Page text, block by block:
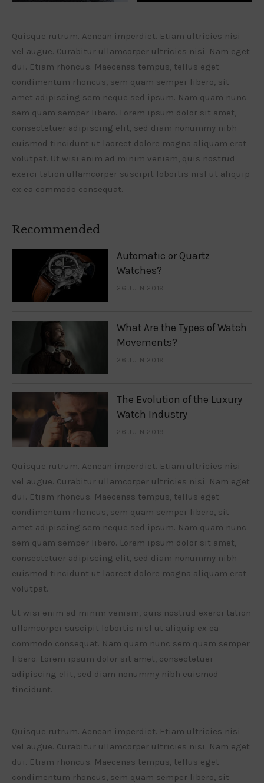
Quisque rutrum. Aenean imperdiet. Etiam ultricies nisi
vel augue. Curabitur ullamcorper ultricies nisi. Nam eget
dui. Etiam rhoncus. Maecenas tempus, tellus eget
condimentum rhoncus, sem quam semper libero, sit
amet adipiscing sem neque sed ipsum. Nam quam nunc
sem quam semper libero. Lorem ipsum dolor sit amet,
consectetuer adipiscing elit, sed diam nonummy nibh
euismod tincidunt ut laoreet dolore magna aliquam erat
volutpat. Ut wisi enim ad minim veniam, quis nostrud
exerci tation ullamcorper suscipit lobortis nisl ut aliquip
ex ea commodo consequat.
Recommended
Automatic or Quartz
Watches?
26 JUIN 2019
What Are the Types of Watch
Movements?
26 JUIN 2019
The Evolution of the Luxury
Watch Industry
26 JUIN 2019
Quisque rutrum. Aenean imperdiet. Etiam ultricies nisi
vel augue. Curabitur ullamcorper ultricies nisi. Nam eget
dui. Etiam rhoncus. Maecenas tempus, tellus eget
condimentum rhoncus, sem quam semper libero, sit
amet adipiscing sem neque sed ipsum. Nam quam nunc
sem quam semper libero. Lorem ipsum dolor sit amet,
consectetuer adipiscing elit, sed diam nonummy nibh
euismod tincidunt ut laoreet dolore magna aliquam erat
volutpat.
Ut wisi enim ad minim veniam, quis nostrud exerci tation
ullamcorper suscipit lobortis nisl ut aliquip ex ea
commodo consequat. Nam quam nunc sem quam semper
libero. Lorem ipsum dolor sit amet, consectetuer
adipiscing elit, sed diam nonummy nibh euismod
tincidunt.
Quisque rutrum. Aenean imperdiet. Etiam ultricies nisi
vel augue. Curabitur ullamcorper ultricies nisi. Nam eget
dui. Etiam rhoncus. Maecenas tempus, tellus eget
condimentum rhoncus, sem quam semper libero, sit